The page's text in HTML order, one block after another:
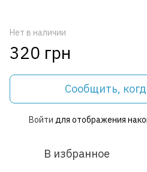
Нет в наличии
320 грн
Сообщить,
Войти для отображения
В избранное